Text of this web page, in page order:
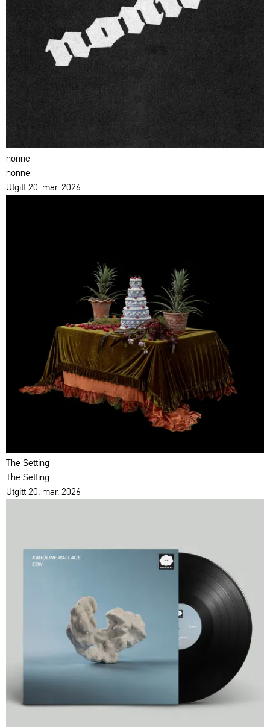
nonne
nonne
Utgitt 20. mar. 2026
The Setting
The Setting
Utgitt 20. mar. 2026